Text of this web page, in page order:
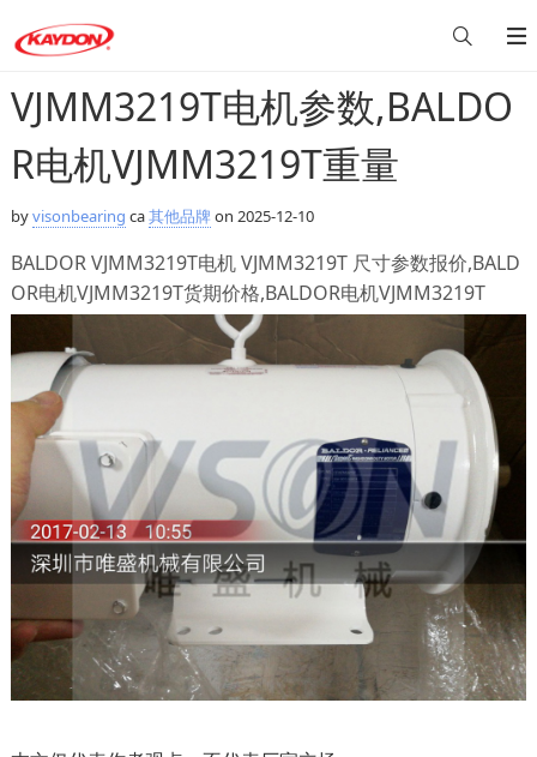
VJMM3219T电机参数,BALDO
R电机VJMM3219T重量
byvisonbearing ca其他品牌 on 2025-12-10
BALDOR VJMM3219T电机 VJMM3219T 尺寸参数报价,BALD
OR电机VJMM3219T货期价格,BALDOR电机VJMM3219T